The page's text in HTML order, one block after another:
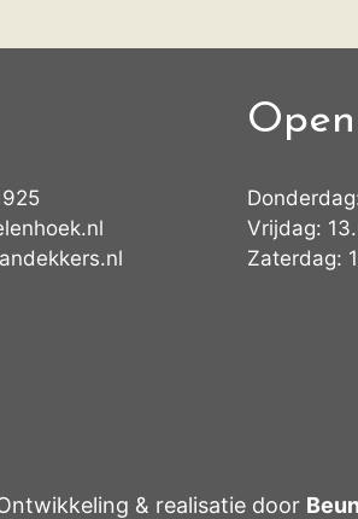
Vrijdag:
Zaterdag:
& realisatie door